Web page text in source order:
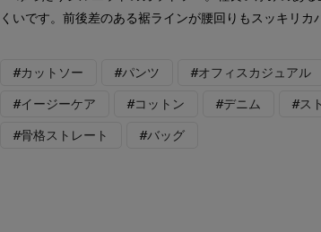
くいです。前後差のある裾ラインが腰回りもスッキリカ
#カットソー #パンツ #オフィスカジュアル
#イージーケア #コットン #デニム #ス
#骨格ストレート #バッグ